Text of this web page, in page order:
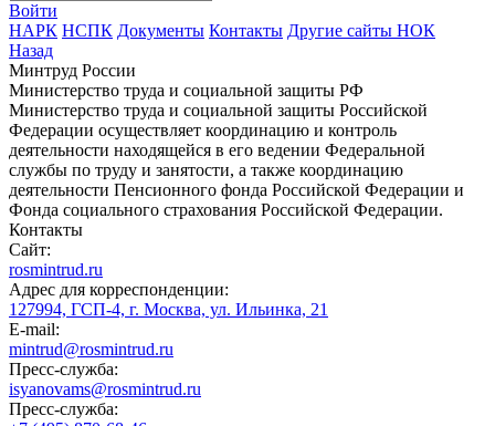
Войти
НАРК НСПК Документы Контакты Другие сайты НОК
Назад
Минтруд России
Министерство труда и социальной защиты РФ
Министерство труда и социальной защиты Российской
Федерации осуществляет координацию и контроль
деятельности находящейся в его ведении Федеральной
службы по труду и занятости, а также координацию
деятельности Пенсионного фонда Российской Федерации и
Фонда социального страхования Российской Федерации.
Контакты
Сайт:
rosmintrud.ru
Адрес для корреспонденции:
127994, ГСП-4, г. Москва, ул. Ильинка, 21
E-mail:
mintrud@rosmintrud.ru
Пресс-служба:
isyanovams@rosmintrud.ru
Пресс-служба: